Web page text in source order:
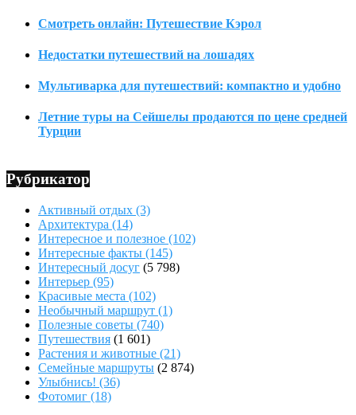
Смотреть онлайн: Путешествие Кэрол
Недостатки путешествий на лошадях
Мультиварка для путешествий: компактно и удобно
Летние туры на Сейшелы продаются по цене средней
Турции
Рубрикатор
Активный отдых (3)
Архитектура (14)
Интересное и полезное (102)
Интересные факты (145)
Интересный досуг (5 798)
Интерьер (95)
Красивые места (102)
Необычный маршрут (1)
Полезные советы (740)
Путешествия (1 601)
Растения и животные (21)
Семейные маршруты (2 874)
Улыбнись! (36)
Фотомиг (18)